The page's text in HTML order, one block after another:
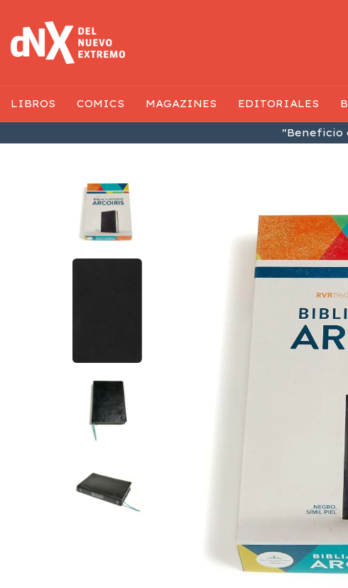
"Beneficio
LIBROS COMICS MAGAZINES EDITORIALES